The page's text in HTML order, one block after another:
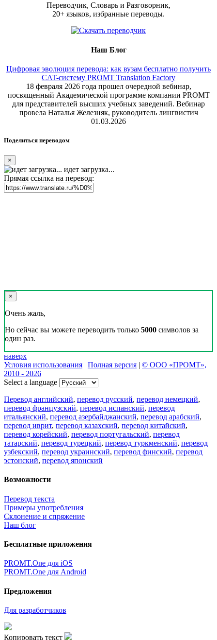
Переводчик, Словарь и Разговорник,
20+ языков, избранные переводы.
Наш Блог
Цифровая эволюция перевода: как вузам бесплатно получить
CAT-систему PROMT Translation Factory
18 февраля 2026 года прошел очередной вебинар,
посвященный Академической программе компании PROMT
для представителей высших учебных заведений. Вебинар
провела Наталья Железняк, руководитель лингвистич
01.03.2026
Поделиться переводом
×
идет загрузка...
Прямая ссылка на перевод:
×
Очень жаль,
Но сейчас вы можете переводить только 5000 символов за
один раз.
наверх
Условия использования | Полная версия | © ООО «ПРОМТ»,
2010 - 2026
Select a language
Перевод английский, перевод русский, перевод немецкий,
перевод французский, перевод испанский, перевод
итальянский, перевод азербайджанский, перевод арабский,
перевод иврит, перевод казахский, перевод китайский,
перевод корейский, перевод португальский, перевод
татарский, перевод турецкий, перевод туркменский, перевод
узбекский, перевод украинский, перевод финский, перевод
эстонский, перевод японский
Возможности
Перевод текста
Примеры употребления
Склонение и спряжение
Наш блог
Бесплатные приложения
PROMT.One для iOS
PROMT.One для Android
Предложения
Для разработчиков
Копировать текст